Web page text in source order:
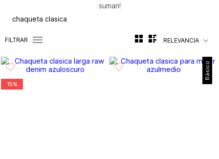
suman!
chaqueta clasica
FILTRAR RELEVANCIA
15%
Básico